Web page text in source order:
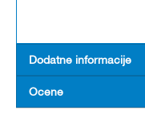
Dodatne informacije
Ocene